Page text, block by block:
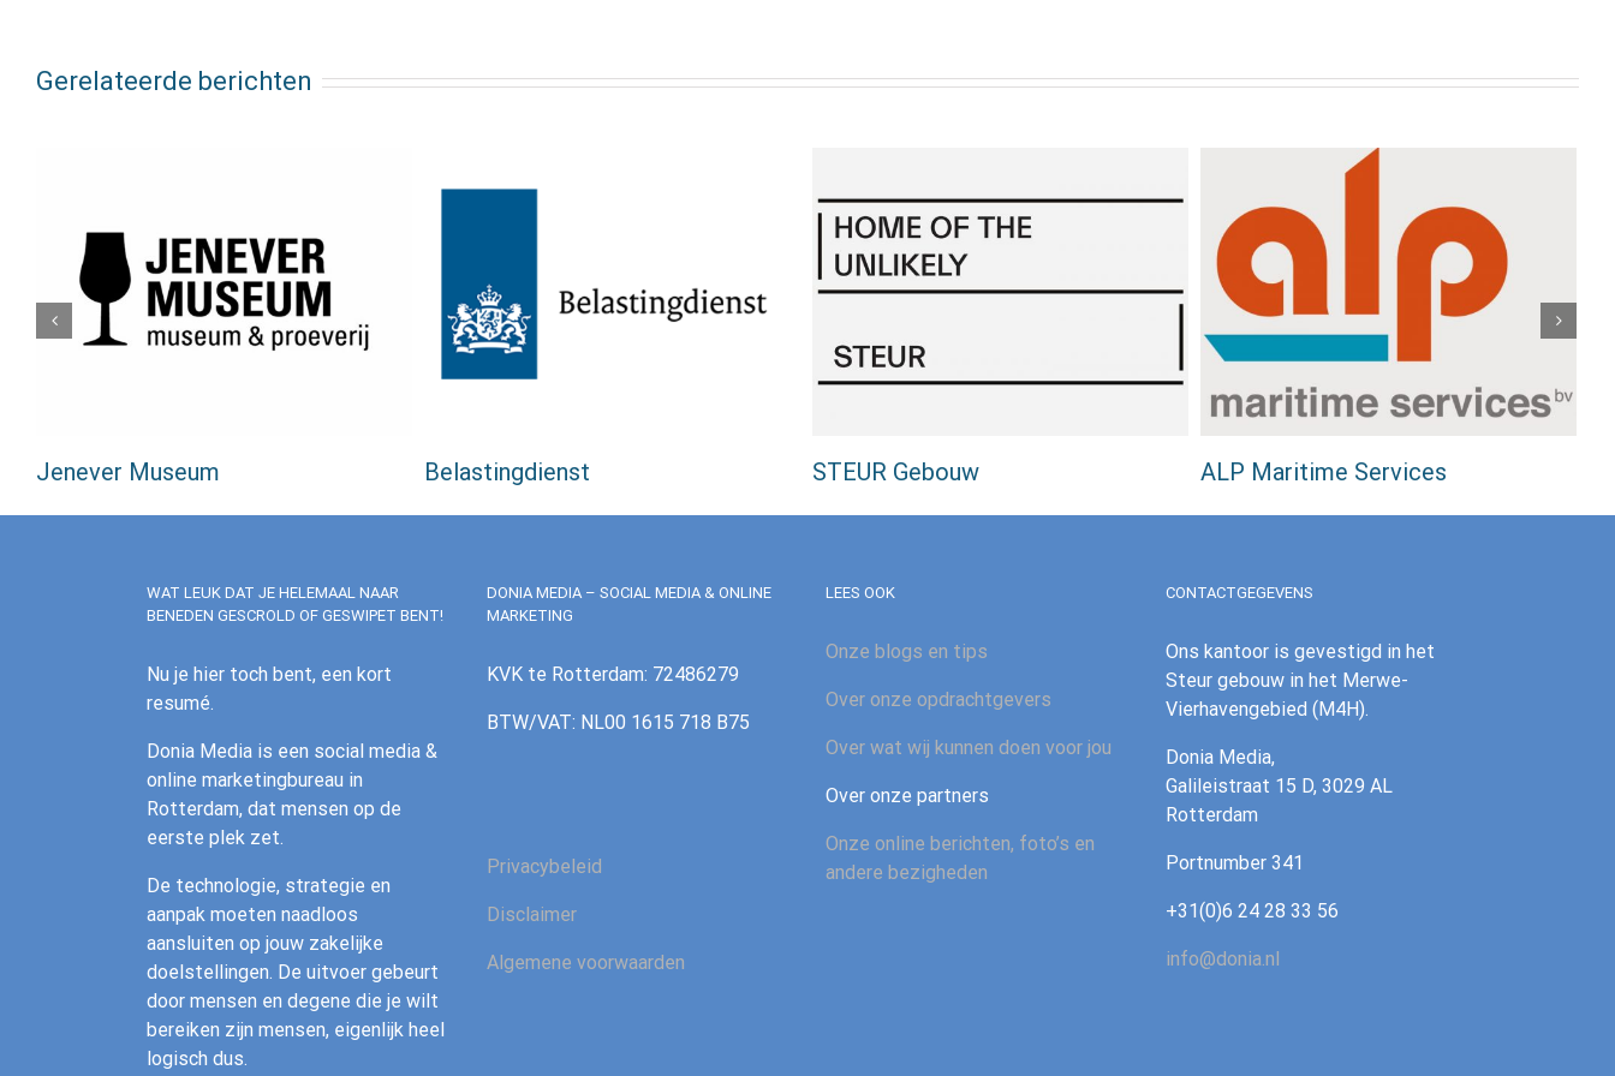
Gerelateerde berichten
Jenever Museum Belastingdienst STEUR Gebouw ALP Maritime Services
WAT LEUK DAT JE HELEMAAL NAAR
BENEDEN GESCROLD OF GESWIPET BENT!
Nu je hier toch bent, een kort
resumé.
Donia Media is een social media &
online marketingbureau in
Rotterdam, dat mensen op de
eerste plek zet.
De technologie, strategie en
aanpak moeten naadloos
aansluiten op jouw zakelijke
doelstellingen. De uitvoer gebeurt
door mensen en degene die je wilt
bereiken zijn mensen, eigenlijk heel
logisch dus.
DONIA MEDIA – SOCIAL MEDIA & ONLINE
MARKETING
KVK te Rotterdam: 72486279
BTW/VAT: NL00 1615 718 B75
Privacybeleid
Disclaimer
Algemene voorwaarden
LEES OOK
Onze blogs en tips
Over onze opdrachtgevers
Over wat wij kunnen doen voor jou
Over onze partners
Onze online berichten, foto’s en
andere bezigheden
CONTACTGEGEVENS
Ons kantoor is gevestigd in het
Steur gebouw in het Merwe-
Vierhavengebied (M4H).
Donia Media,
Galileistraat 15 D, 3029 AL
Rotterdam
‪Portnumber 341‪
+31(0)6 24 28 33 56
info@donia.nl